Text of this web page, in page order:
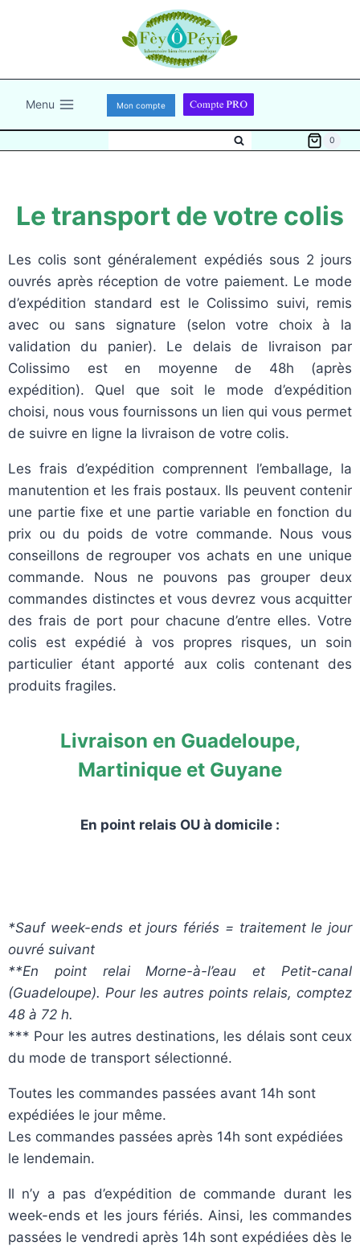
Menu Mon compte
0
Le transport de votre colis
Les colis sont généralement expédiés sous 2 jours
ouvrés après réception de votre paiement. Le mode
d’expédition standard est le Colissimo suivi, remis
avec ou sans signature (selon votre choix à la
validation du panier). Le delais de livraison par
Colissimo est en moyenne de 48h (après
expédition). Quel que soit le mode d’expédition
choisi, nous vous fournissons un lien qui vous permet
de suivre en ligne la livraison de votre colis.
Les frais d’expédition comprennent l’emballage, la
manutention et les frais postaux. Ils peuvent contenir
une partie fixe et une partie variable en fonction du
prix ou du poids de votre commande. Nous vous
conseillons de regrouper vos achats en une unique
commande. Nous ne pouvons pas grouper deux
commandes distinctes et vous devrez vous acquitter
des frais de port pour chacune d’entre elles. Votre
colis est expédié à vos propres risques, un soin
particulier étant apporté aux colis contenant des
produits fragiles.
Livraison en Guadeloupe,
Martinique et Guyane
En point relais OU à domicile :
*Sauf week-ends et jours fériés = traitement le jour
ouvré suivant
**En point relai Morne-à-l’eau et Petit-canal
(Guadeloupe). Pour les autres points relais, comptez
48 à 72 h.
*** Pour les autres destinations, les délais sont ceux
du mode de transport sélectionné.
Toutes les commandes passées avant 14h sont
expédiées le jour même.
Les commandes passées après 14h sont expédiées
le lendemain.
Il n’y a pas d’expédition de commande durant les
week-ends et les jours fériés. Ainsi, les commandes
passées le vendredi après 14h sont expédiées dès le